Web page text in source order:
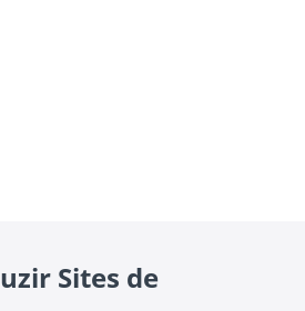
Sites de